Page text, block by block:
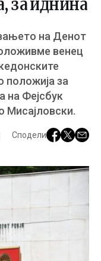
на Денот
венец
положија за
на Фејсбук
Мисајловски.
Сподели